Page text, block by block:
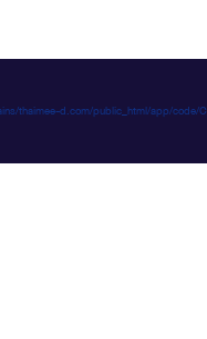
d.com/public_html/app/